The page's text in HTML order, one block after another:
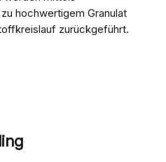
hochwertigem Granulat
zurückgeführt.